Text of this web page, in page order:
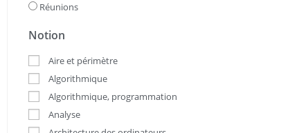
Réunions
Notion
Aire et périmètre
Algorithmique
Algorithmique, programmation
Analyse